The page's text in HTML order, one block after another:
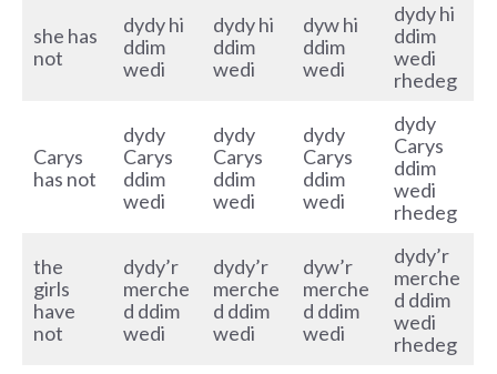
she has
not
dydy hi
ddim
wedi
dydy hi
ddim
wedi
dyw hi
ddim
wedi
dydy hi
ddim
wedi
rhedeg
Carys
has not
dydy
Carys
ddim
wedi
dydy
Carys
ddim
wedi
dydy
Carys
ddim
wedi
dydy
Carys
ddim
wedi
rhedeg
the
girls
have
not
dydy’r
merche
d ddim
wedi
dydy’r
merche
d ddim
wedi
dyw’r
merche
d ddim
wedi
dydy’r
merche
d ddim
wedi
rhedeg